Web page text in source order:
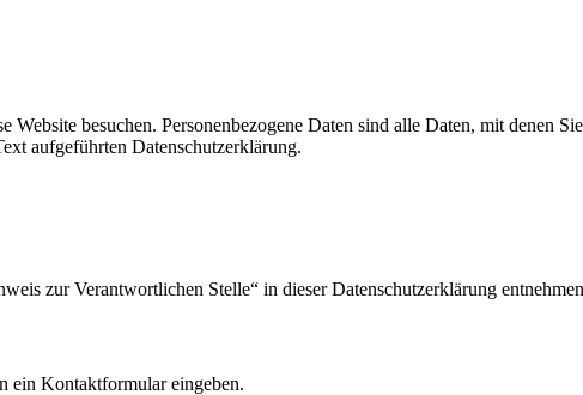
besuchen. Personenbezogene Daten sind alle Daten, mit denen Sie
aufgeführten Datenschutzerklärung.
zur Verantwortlichen Stelle“ in dieser Datenschutzerklärung
ein Kontaktformular eingeben.